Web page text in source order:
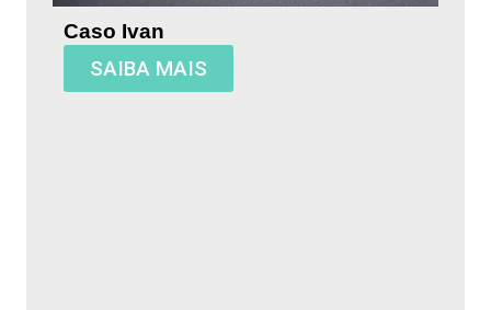
Caso Ivan
SAIBA MAIS